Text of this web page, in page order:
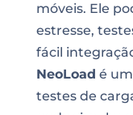
móveis. Ele
estresse,
fácil
NeoLoad é
testes de